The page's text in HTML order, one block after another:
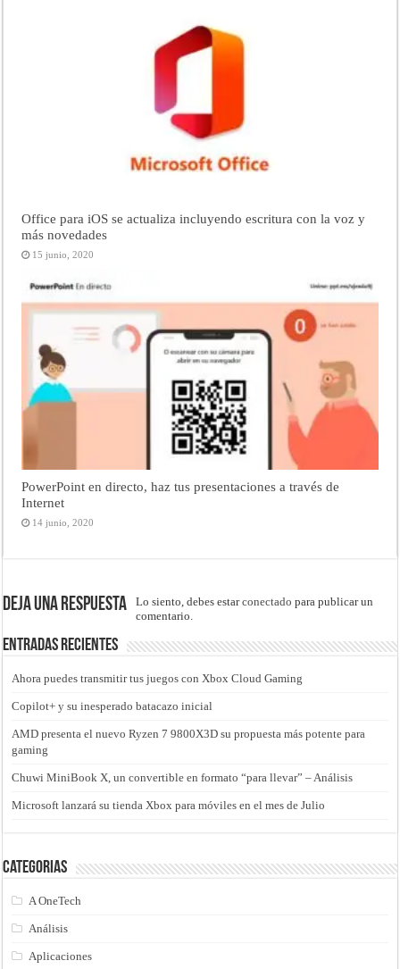
Office para iOS se actualiza incluyendo escritura con la voz y
más novedades
15 junio, 2020
PowerPoint en directo, haz tus presentaciones a través de
Internet
14 junio, 2020
Deja una respuesta Lo siento, debes estarconectado para publicar un
comentario.
Entradas recientes
Ahora puedes transmitir tus juegos con Xbox Cloud Gaming
Copilot+ y su inesperado batacazo inicial
AMD presenta el nuevo Ryzen 7 9800X3D su propuesta más potente para
gaming
Chuwi MiniBook X, un convertible en formato “para llevar” – Análisis
Microsoft lanzará su tienda Xbox para móviles en el mes de Julio
Categorias
A OneTech
Análisis
Aplicaciones